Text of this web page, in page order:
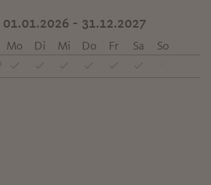
01.01.2026 - 31.12.2027
Mo Di Mi Do Fr Sa
So